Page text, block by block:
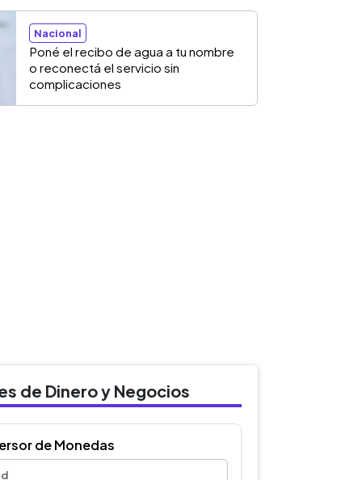
Nacional
Poné el recibo de agua a tu nombre
o reconectá el servicio sin
complicaciones
de Dinero y Negocios
de Monedas